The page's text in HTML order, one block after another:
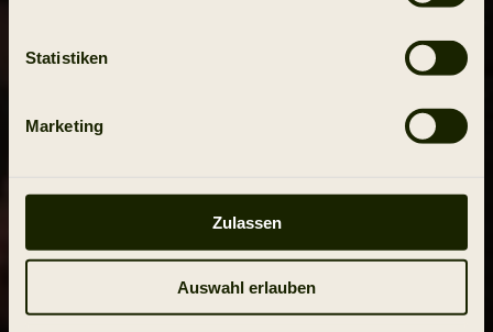
Statistiken
Marketing
Zulassen
Auswahl erlauben